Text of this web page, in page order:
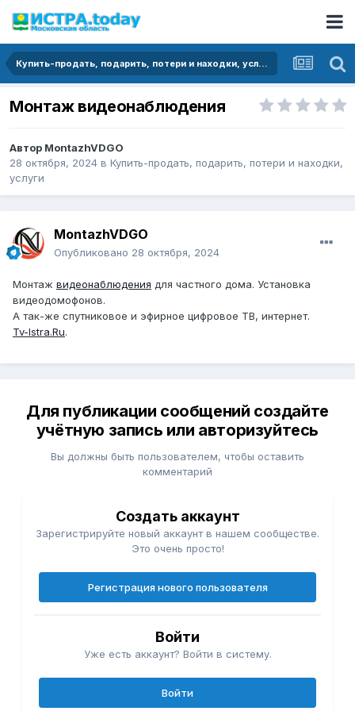
Купить-продать, подарить, потери и находки, услуги
Монтаж видеонаблюдения
Автор MontazhVDGO
28 октября, 2024 в Купить-продать, подарить, потери и находки,
услуги
MontazhVDGO
Опубликовано 28 октября, 2024
Монтаж видеонаблюдения для частного дома. Установка
видеодомофонов.
А так-же спутниковое и эфирное цифровое ТВ, интернет.
Tv-Istra.Ru.
Для публикации сообщений создайте
учётную запись или авторизуйтесь
Вы должны быть пользователем, чтобы оставить
комментарий
Создать аккаунт
Зарегистрируйте новый аккаунт в нашем сообществе.
Это очень просто!
Регистрация нового пользователя
Войти
Уже есть аккаунт? Войти в систему.
Войти